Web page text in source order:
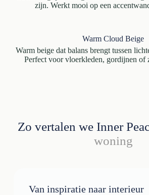
zijn. Werkt mooi op een
Warm Cloud Beige
Warm beige dat balans brengt tussen
Perfect voor vloerkleden, gordijnen of
Zo vertalen we Inner
woning
Van inspiratie naar interieur